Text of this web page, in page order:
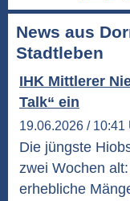
News aus
Stadtleben
IHK Mittlerer
Talk“ ein
19.06.2026 /
Die jüngste
zwei Wochen
erhebliche